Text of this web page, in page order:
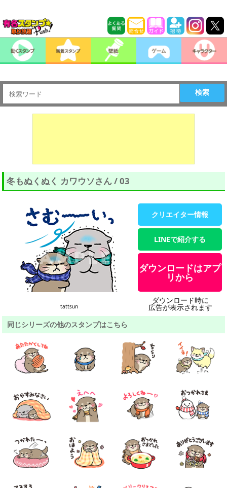
検索
冬もぬくぬく カワウソさん / 03
tattsun
クリエイター情報
LINEで紹介する
ダウンロードはアプ
リから
ダウンロード時に
広告が表示されます
同じシリーズの他のスタンプはこちら